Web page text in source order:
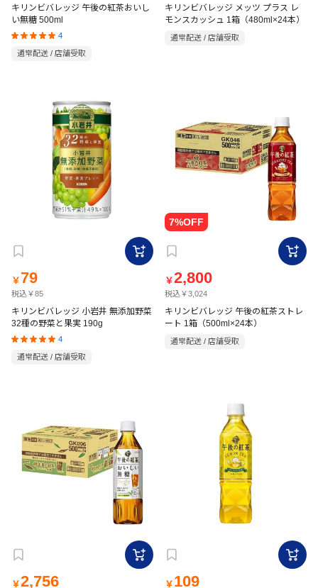
キリンビバレッジ 午後の紅茶おいし
い無糖 500ml
4
通常配送 / 店舗受取
キリンビバレッジ メッツ プラス レ
モンスカッシュ 1箱（480ml×24本）
通常配送 / 店舗受取
￥ 79
税込￥85
キリンビバレッジ 小岩井 無添加野菜
32種の野菜と果実 190g
4
通常配送 / 店舗受取
￥2,800
税込￥3,024
キリンビバレッジ 午後の紅茶ストレ
ート 1箱（500ml×24本）
通常配送 / 店舗受取
￥2,756 ￥ 109